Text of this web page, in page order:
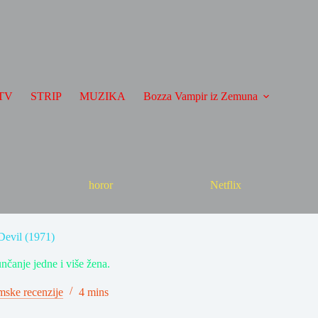
STRIP MUZIKA Bozza Vampir iz Zemuna
horor Netflix
(1971)
jedne i više žena.
recenzije 4 mins